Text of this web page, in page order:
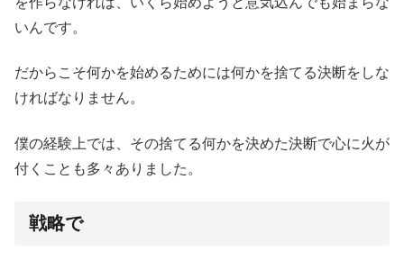
いんです。
だからこそ何かを始めるためには何かを捨てる決断をしな
ければなりません。
僕の経験上では、その捨てる何かを決めた決断で心に火が
付くことも多々ありました。
戦略で